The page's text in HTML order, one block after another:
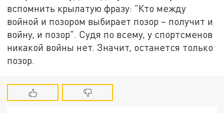
вспомнить крылатую фразу: "Кто между
войной и позором выбирает позор – получит и
войну, и позор". Судя по всему, у спортсменов
никакой войны нет. Значит, останется только
позор.